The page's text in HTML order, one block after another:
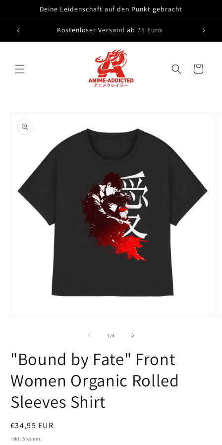
Deine Leidenschaft auf den Punkt gebracht
Kostenloser Versand ab 75 Euro
Warenkorb
1 /von
4
"Bound by Fate" Front
Women Organic Rolled
Sleeves Shirt
Normaler
Preis
€34,95 EUR
Inkl. Steuern.